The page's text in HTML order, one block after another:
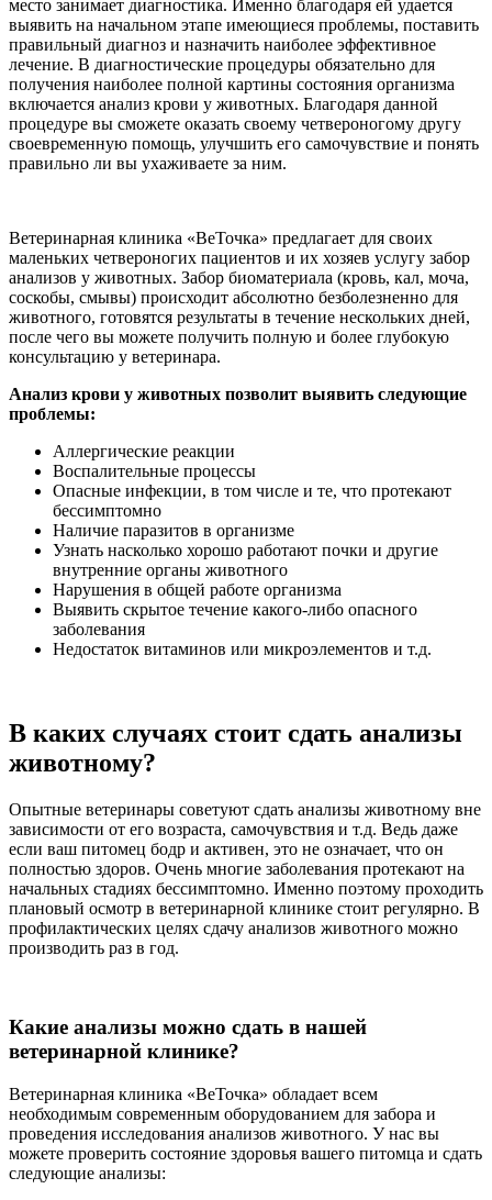
место занимает диагностика. Именно благодаря ей удается
выявить на начальном этапе имеющиеся проблемы, поставить
правильный диагноз и назначить наиболее эффективное
лечение. В диагностические процедуры обязательно для
получения наиболее полной картины состояния организма
включается анализ крови у животных. Благодаря данной
процедуре вы сможете оказать своему четвероногому другу
своевременную помощь, улучшить его самочувствие и понять
правильно ли вы ухаживаете за ним.
Ветеринарная клиника «ВеТочка» предлагает для своих
маленьких четвероногих пациентов и их хозяев услугу забор
анализов у животных. Забор биоматериала (кровь, кал, моча,
соскобы, смывы) происходит абсолютно безболезненно для
животного, готовятся результаты в течение нескольких дней,
после чего вы можете получить полную и более глубокую
консультацию у ветеринара.
Анализ крови у животных позволит выявить следующие
проблемы:
Аллергические реакции
Воспалительные процессы
Опасные инфекции, в том числе и те, что протекают
бессимптомно
Наличие паразитов в организме
Узнать насколько хорошо работают почки и другие
внутренние органы животного
Нарушения в общей работе организма
Выявить скрытое течение какого-либо опасного
заболевания
Недостаток витаминов или микроэлементов и т.д.
В каких случаях стоит сдать анализы
животному?
Опытные ветеринары советуют сдать анализы животному вне
зависимости от его возраста, самочувствия и т.д. Ведь даже
если ваш питомец бодр и активен, это не означает, что он
полностью здоров. Очень многие заболевания протекают на
начальных стадиях бессимптомно. Именно поэтому проходить
плановый осмотр в ветеринарной клинике стоит регулярно. В
профилактических целях сдачу анализов животного можно
производить раз в год.
Какие анализы можно сдать в нашей
ветеринарной клинике?
Ветеринарная клиника «ВеТочка» обладает всем
необходимым современным оборудованием для забора и
проведения исследования анализов животного. У нас вы
можете проверить состояние здоровья вашего питомца и сдать
следующие анализы: